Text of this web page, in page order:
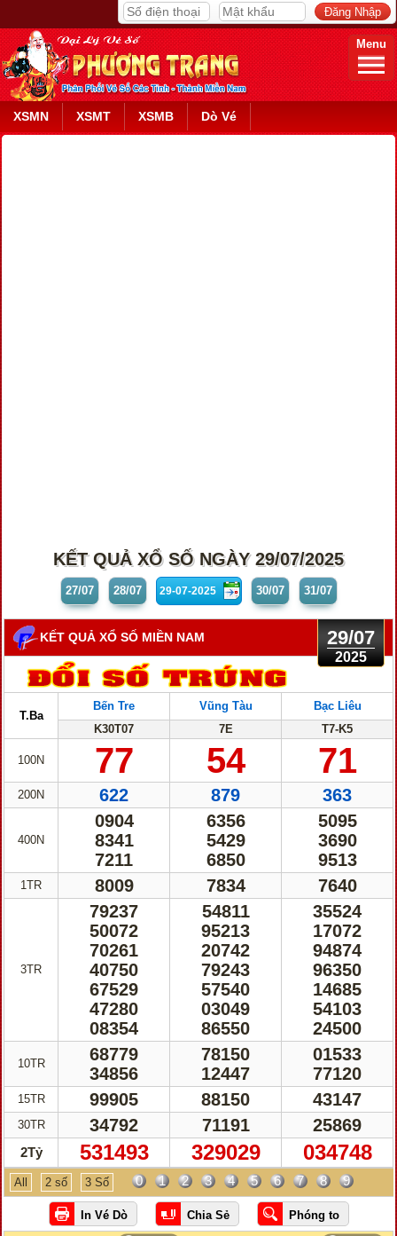
Menu
XSMN XSMT XSMB Dò Vé
KẾT QUẢ XỔ SỐ NGÀY 29/07/2025
27/07 28/07 30/07 31/07
KẾT QUẢ XỔ SỐ MIỀN NAM 29/07
2025
T.Ba
100N
200N
400N
1TR
3TR
10TR
15TR
30TR
2Tỷ
Bến Tre
K30T07
77
622
0904
8341
7211
8009
79237
50072
70261
40750
67529
47280
08354
68779
34856
99905
34792
531493
Vũng Tàu
7E
54
879
6356
5429
6850
7834
54811
95213
20742
79243
57540
03049
86550
78150
12447
88150
71191
329029
Bạc Liêu
T7-K5
71
363
5095
3690
9513
7640
35524
17072
94874
96350
14685
54103
24500
01533
77120
43147
25869
034748
All 2 số 3 Số 0 1 2 3 4 5 6 7 8 9